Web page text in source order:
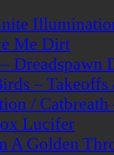
Me Dirt
Dreadspawn
–
/
Lucifer
A Golden